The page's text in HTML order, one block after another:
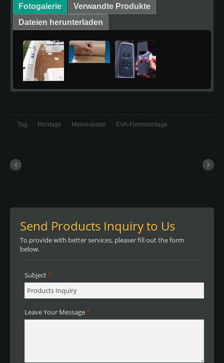
Fotogalerie
Verwandte Produkte
Dateien herunterladen
Tag Montage Meeresband EVA-Formmontage